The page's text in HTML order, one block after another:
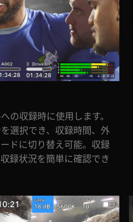
の収録時に使用します。
選択でき、収録時間、外
ドに切り替え可能。収録
録状況を簡単に確認でき